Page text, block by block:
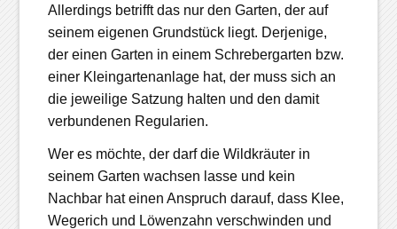
Allerdings betrifft das nur den Garten, der auf
seinem eigenen Grundstück liegt. Derjenige,
der einen Garten in einem Schrebergarten bzw.
einer Kleingartenanlage hat, der muss sich an
die jeweilige Satzung halten und den damit
verbundenen Regularien.
Wer es möchte, der darf die Wildkräuter in
seinem Garten wachsen lasse und kein
Nachbar hat einen Anspruch darauf, dass Klee,
Wegerich und Löwenzahn verschwinden und